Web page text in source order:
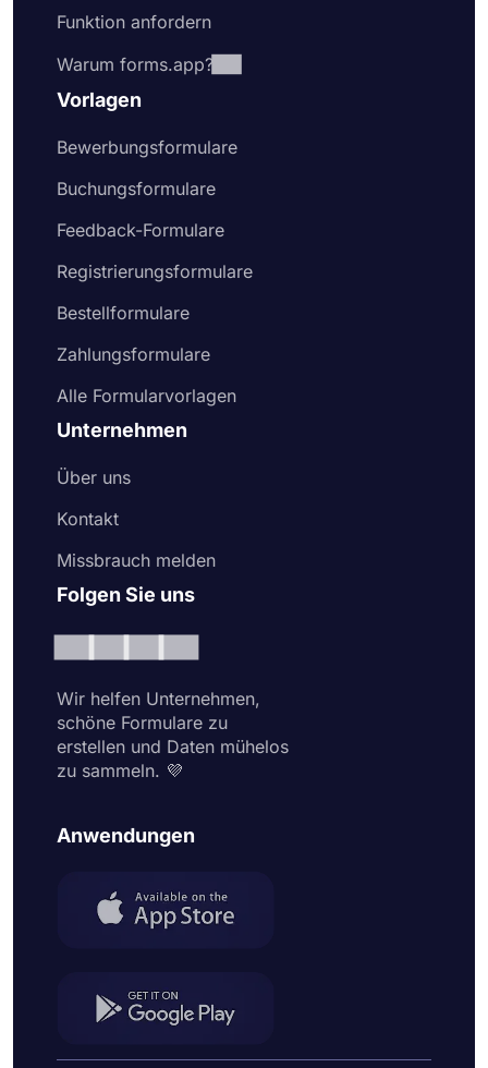
Funktion anfordern
Warum forms.app?
Vorlagen
Bewerbungsformulare
Buchungsformulare
Feedback-Formulare
Registrierungsformulare
Bestellformulare
Zahlungsformulare
Alle Formularvorlagen
Unternehmen
Über uns
Kontakt
Missbrauch melden
Folgen Sie uns
Wir helfen Unternehmen,
schöne Formulare zu
erstellen und Daten mühelos
zu sammeln. 💜
Anwendungen